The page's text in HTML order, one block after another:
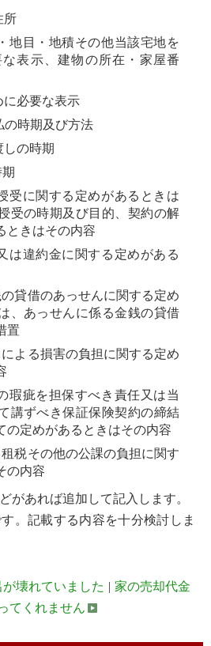
所
地目・地積その他当該宅地を
表示、建物の所在・家屋番
に必要な表示
の時期及び方法
しの時期
受に関する定めがあるときは
受の時期及び目的、契約の解
ときはその内容
は違約金に関する定めがある
貸借のあっせんに関する定め
、あっせんに係る金銭の貸借
置
よる損害の負担に関する定め
瑕疵を担保すべき責任又は当
講ずべき保証保険契約の締結
の定めがあるときはその内容
税その他の公課の負担に関す
の内容
があれば追加して記入します。
。記載する内容を十分検討しま
壊れていました | 家の売却代金
てくれません